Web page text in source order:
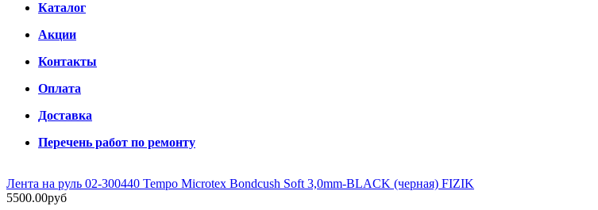
Каталог
Акции
Контакты
Оплата
Доставка
Перечень работ по ремонту
Лента на руль 02-300440 Tempo Microtex Bondcush Soft 3,0mm-BLACK (черная) FIZIK
5500.00руб